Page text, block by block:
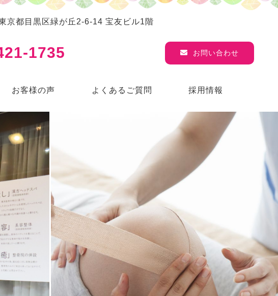
京都目黒区緑が丘2-6-14 宝友ビル1階
1735 お問い合わせ
お客様の声 よくあるご質問 採用情報